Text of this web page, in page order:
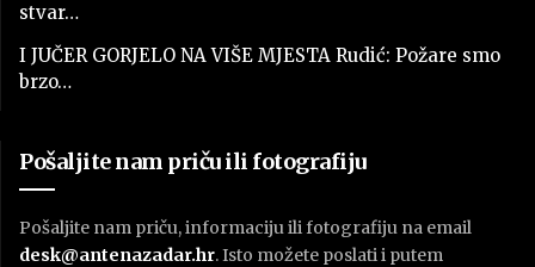
stvar…
I JUČER GORJELO NA VIŠE MJESTA Rudić: Požare smo
brzo…
Pošaljite nam priču ili fotografiju
Pošaljite nam priču, informaciju ili fotografiju na email
desk@antenazadar.hr. Isto možete poslati i putem